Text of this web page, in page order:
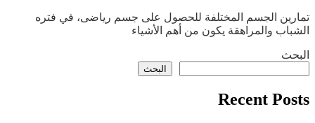
الجسم
المختلفة
تمارين الجسم المختلفة للحصول على جسم رياضى، في فتره
الشباب والمراهقة يكون من أهم الأشياء
البحث
البحث
Recent Posts